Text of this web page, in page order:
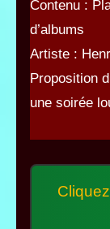
Contenu :
d’albums
Artiste :
Proposition
une soirée